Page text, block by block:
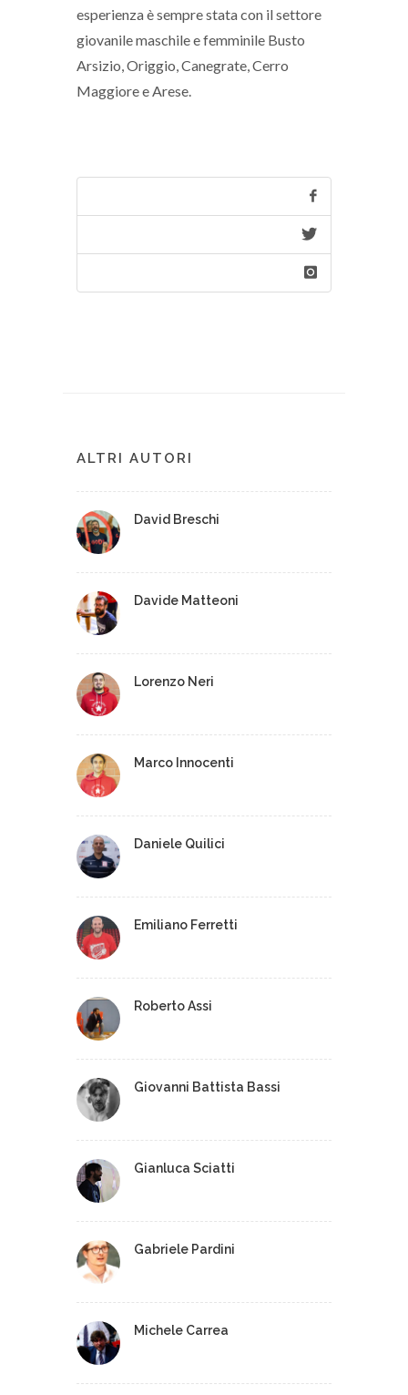
esperienza è sempre stata con il settore
giovanile maschile e femminile Busto
Arsizio, Origgio, Canegrate, Cerro
Maggiore e Arese.
ALTRI AUTORI
David Breschi
Davide Matteoni
Lorenzo Neri
Marco Innocenti
Daniele Quilici
Emiliano Ferretti
Roberto Assi
Giovanni Battista Bassi
Gianluca Sciatti
Gabriele Pardini
Michele Carrea